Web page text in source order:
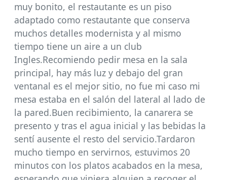
muy bonito, el restautante es un piso
adaptado como restautante que conserva
muchos detalles modernista y al mismo
tiempo tiene un aire a un club
Ingles.Recomiendo pedir mesa en la sala
principal, hay más luz y debajo del gran
ventanal es el mejor sitio, no fue mi caso mi
mesa estaba en el salón del lateral al lado de
la pared.Buen recibimiento, la canarera se
presento y tras el agua inicial y las bebidas la
sentí ausente el resto del servicio.Tardaron
mucho tiempo en servirnos, estuvimos 20
minutos con los platos acabados en la mesa,